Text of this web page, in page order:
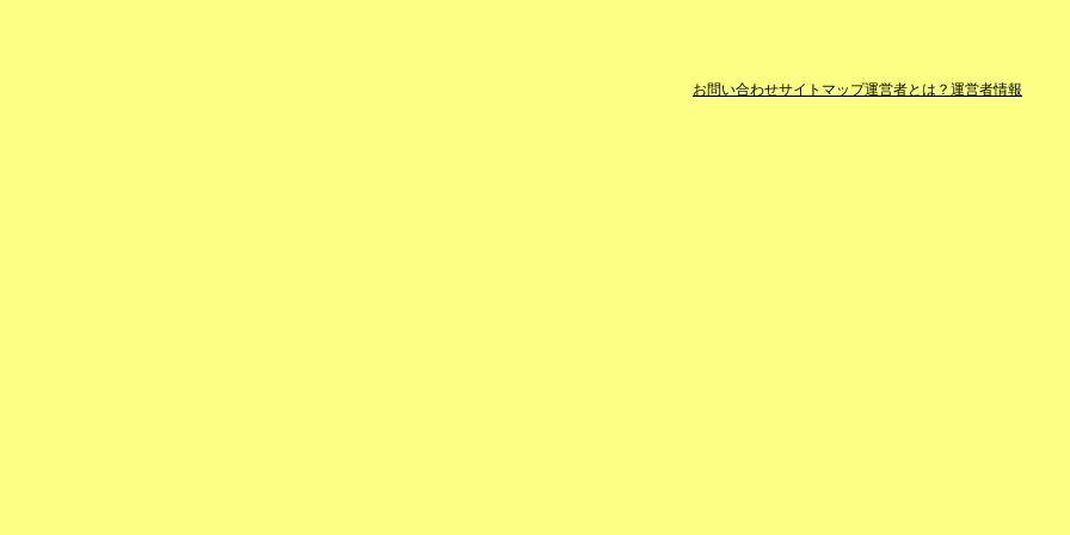
お問い合わせサイトマップ運営者とは？ 運営者情報